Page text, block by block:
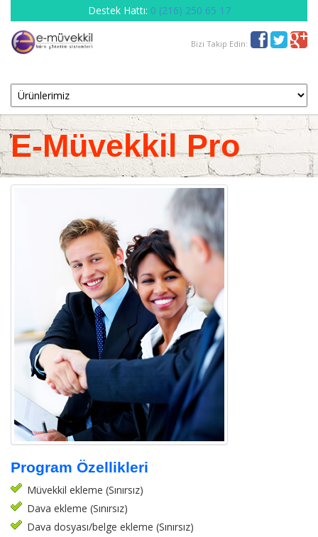
Destek Hattı: 0 (216) 250 65 17
Bizi Takip Edin:
E-Müvekkil Pro
Program Özellikleri
Müvekkil ekleme (Sınırsız)
Dava ekleme (Sınırsız)
Dava dosyası/belge ekleme (Sınırsız)